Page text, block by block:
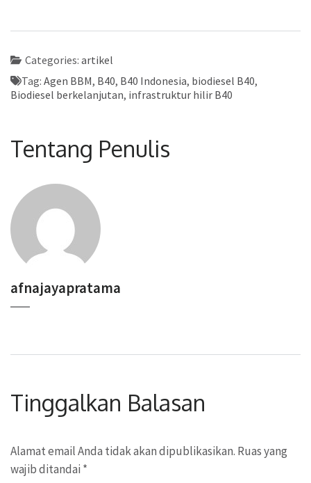
Categories: artikel
Tag: Agen BBM, B40, B40 Indonesia, biodiesel B40,
Biodiesel berkelanjutan, infrastruktur hilir B40
Tentang Penulis
afnajayapratama
Tinggalkan Balasan
Alamat email Anda tidak akan dipublikasikan. Ruas yang
wajib ditandai *